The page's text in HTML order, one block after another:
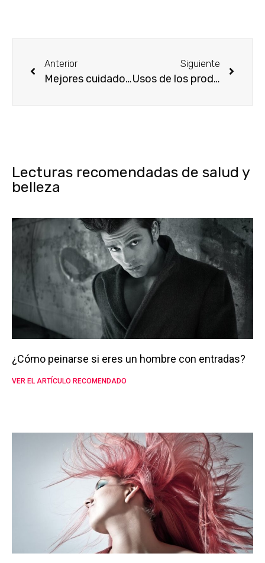
Anterior
Mejores cuidados para cabellos teñidos
Siguiente
Usos de los productos de belleza en la actualidad
Lecturas recomendadas de salud y
belleza
¿Cómo peinarse si eres un hombre con entradas?
VER EL ARTÍCULO RECOMENDADO